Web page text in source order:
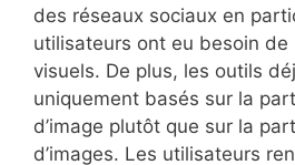
des réseaux sociaux en
utilisateurs ont eu besoin de
visuels. De plus, les outils
uniquement basés sur la
d’image plutôt que sur la
d’images. Les utilisateurs